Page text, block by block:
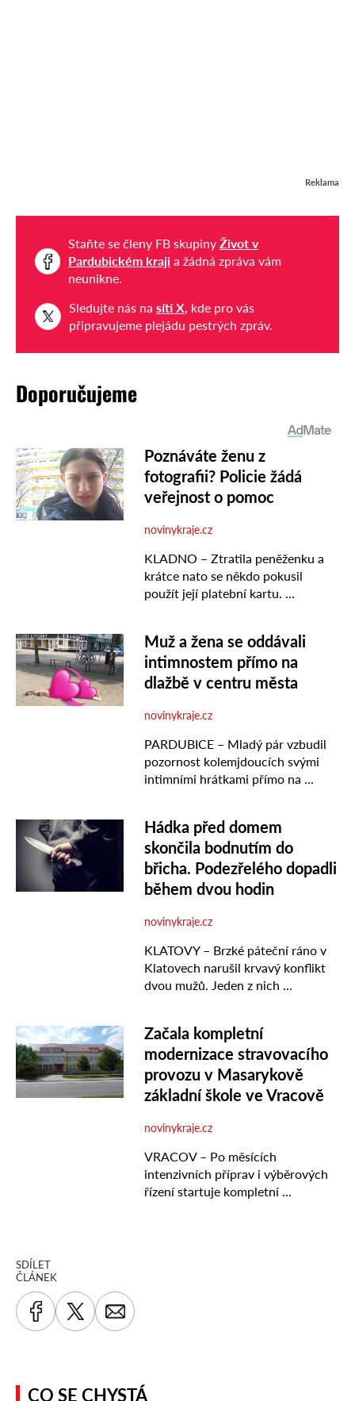
SDÍLET
ČLÁNEK
Reklama
Staňte se členy FB skupiny Život v
Pardubickém kraji a žádná zpráva vám
neunikne.
Sledujte nás na síti X, kde pro vás
připravujeme plejádu pestrých zpráv.
Doporučujeme
CO SE CHYSTÁ